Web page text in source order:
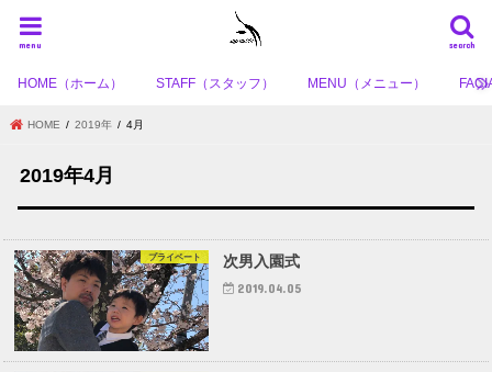
search
menu
HOME（ホーム） STAFF（スタッフ） MENU（メニュー）
HOME 2019年 4月
2019年4月
プライベート 次男入園式
2019.04.05